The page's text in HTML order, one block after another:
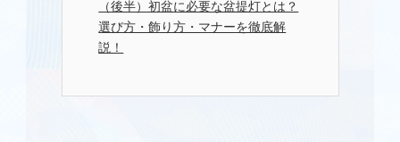
（後半）初盆に必要な盆提灯とは？
選び方・飾り方・マナーを徹底解
説！